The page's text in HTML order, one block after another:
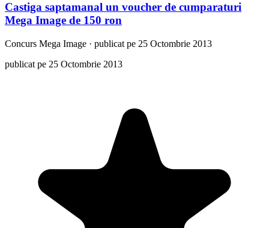
Castiga saptamanal un voucher de cumparaturi
Mega Image de 150 ron
Concurs Mega Image · publicat pe 25 Octombrie 2013
publicat pe 25 Octombrie 2013